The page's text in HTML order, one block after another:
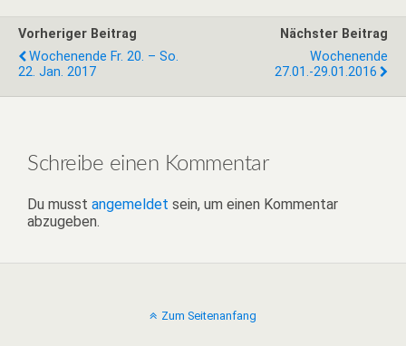
Vorheriger Beitrag
Wochenende Fr. 20. – So.
22. Jan. 2017
Nächster Beitrag
Wochenende
27.01.-29.01.2016
Schreibe einen Kommentar
Du musst angemeldet sein, um einen Kommentar
abzugeben.
Zum Seitenanfang